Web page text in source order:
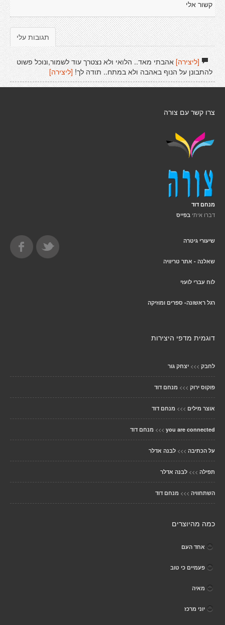
קשור אלי
תגובות עלי
[ליצירה]אהבתי מאד.. הלואי ולא נצטרך עוד לשמור,ונוכל פשוט
להתבונן על הנוף באהבה ולא במתח.. תודה לך! [ליצירה]
צרו קשר עם צורה
מנחם דוד
דברו איתי בפייס
שיעורי גיטרה
שאלנה - אתר טריוויה
לוח עברי לועזי
רגל ראשונה- ספרים ומוזיקה
דוגמית מדפי היצירות
לחבק >>> יצחק גור
פוקוס ירוק >>> מנחם דוד
אוצר מילים >>> מנחם דוד
you are connected
>>> מנחם דוד
על הכתיבה >>> לבנה אדלר
תפילה >>> לבנה אדלר
השתחוויה >>> מנחם דוד
כמה מהיוצרים
אחד העם
פעמיים כי טוב
מאיה
יוני מרכז